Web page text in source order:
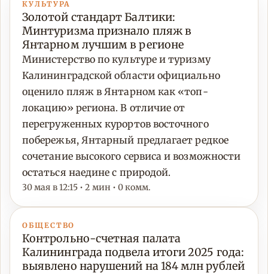
КУЛЬТУРА
Золотой стандарт Балтики:
Минтуризма признало пляж в
Янтарном лучшим в регионе
Министерство по культуре и туризму
Калининградской области официально
оценило пляж в Янтарном как «топ-
локацию» региона. В отличие от
перегруженных курортов восточного
побережья, Янтарный предлагает редкое
сочетание высокого сервиса и возможности
остаться наедине с природой.
30 мая в 12:15 • 2 мин • 0 комм.
ОБЩЕСТВО
Контрольно-счетная палата
Калининграда подвела итоги 2025 года:
выявлено нарушений на 184 млн рублей